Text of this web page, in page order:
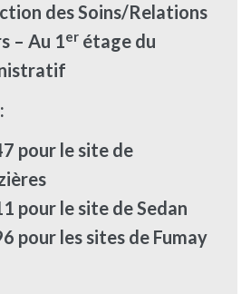
des Soins/Relations
– Au 1er étage du
:
pour le site de
pour le site de Sedan
pour les sites de Fumay